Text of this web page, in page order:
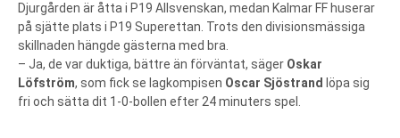
Djurgården är åtta i P19 Allsvenskan, medan Kalmar FF huserar
på sjätte plats i P19 Superettan. Trots den divisionsmässiga
skillnaden hängde gästerna med bra.
– Ja, de var duktiga, bättre än förväntat, säger Oskar
Löfström, som fick se lagkompisen Oscar Sjöstrand löpa sig
fri och sätta dit 1-0-bollen efter 24 minuters spel.